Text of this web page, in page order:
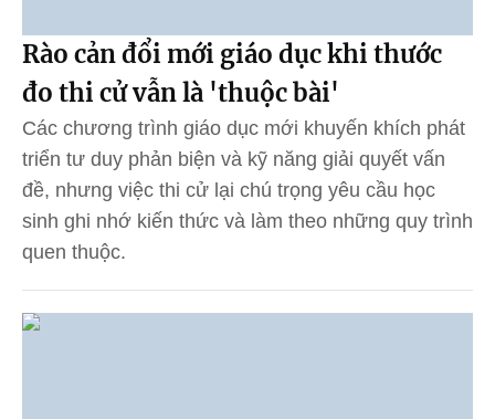
Rào cản đổi mới giáo dục khi thước
đo thi cử vẫn là 'thuộc bài'
Các chương trình giáo dục mới khuyến khích phát
triển tư duy phản biện và kỹ năng giải quyết vấn
đề, nhưng việc thi cử lại chú trọng yêu cầu học
sinh ghi nhớ kiến thức và làm theo những quy trình
quen thuộc.